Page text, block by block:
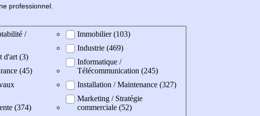
professionnel
/
d'art (3)
(45)
(374)
Immobilier (103)
Industrie (469)
Informatique /
Télécommunication (245)
Installation / Maintenance (327)
Marketing / Stratégie
commerciale (52)